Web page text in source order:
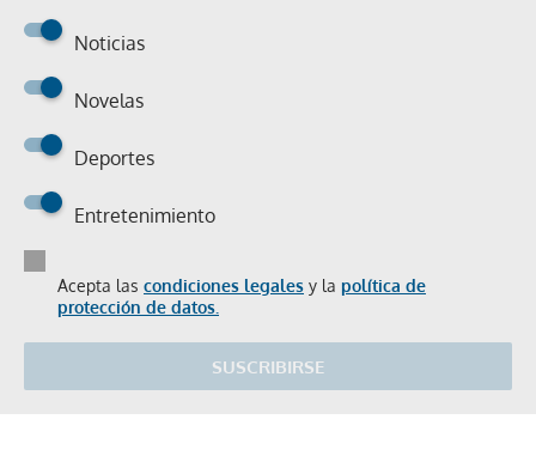
Noticias
Novelas
Deportes
Entretenimiento
Acepta las condiciones legales y la política de
protección de datos.
SUSCRIBIRSE